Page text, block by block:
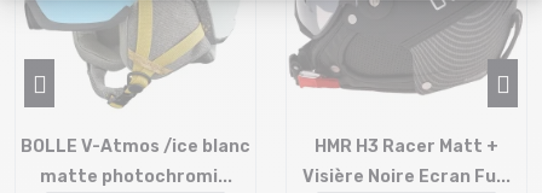
BOLLE V-Atmos /ice blanc
matte photochromi...
HMR H3 Racer Matt +
Visière Noire Ecran Fu...